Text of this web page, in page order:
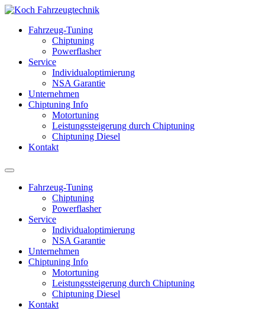
Fahrzeug-Tuning
Chiptuning
Powerflasher
Service
Individualoptimierung
NSA Garantie
Unternehmen
Chiptuning Info
Motortuning
Leistungssteigerung durch Chiptuning
Chiptuning Diesel
Kontakt
Fahrzeug-Tuning
Chiptuning
Powerflasher
Service
Individualoptimierung
NSA Garantie
Unternehmen
Chiptuning Info
Motortuning
Leistungssteigerung durch Chiptuning
Chiptuning Diesel
Kontakt